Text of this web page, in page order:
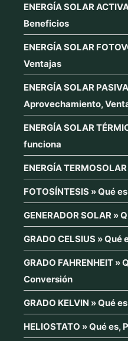
ENERGÍA SOLAR
Beneficios
ENERGÍA SOLAR
Ventajas
ENERGÍA SOLAR
Aprovechamiento,
ENERGÍA SOLAR
funciona
ENERGÍA
FOTOSÍNTESIS » Qué
GENERADOR SOLAR »
GRADO CELSIUS »
GRADO FAHRENHEIT »
Conversión
GRADO KELVIN » Qué
HELIOSTATO » Qué es,